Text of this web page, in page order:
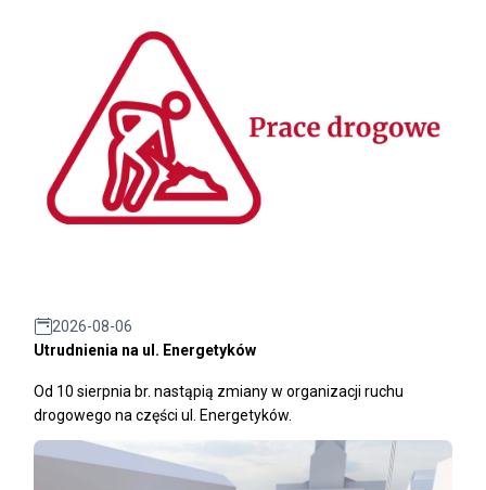
2026-08-06
Utrudnienia na ul. Energetyków
Od 10 sierpnia br. nastąpią zmiany w organizacji ruchu
drogowego na części ul. Energetyków.